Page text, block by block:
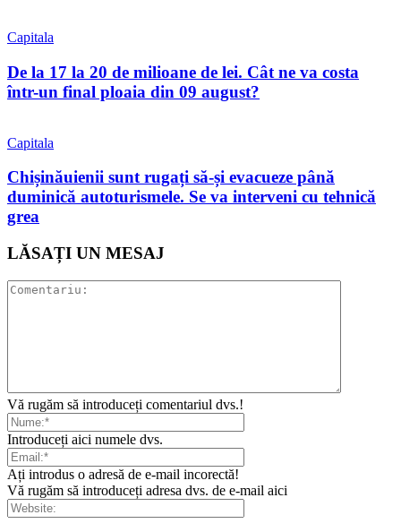
Capitala
De la 17 la 20 de milioane de lei. Cât ne va costa
într-un final ploaia din 09 august?
Capitala
Chișinăuienii sunt rugați să-și evacueze până
duminică autoturismele. Se va interveni cu tehnică
grea
LĂSAȚI UN MESAJ
Vă rugăm să introduceți comentariul dvs.!
Introduceți aici numele dvs.
Ați introdus o adresă de e-mail incorectă!
Vă rugăm să introduceți adresa dvs. de e-mail aici